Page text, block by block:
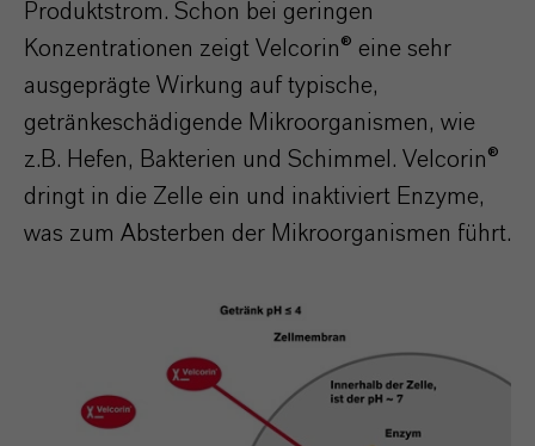
Produktstrom. Schon bei geringen
Konzentrationen zeigt Velcorin® eine sehr
ausgeprägte Wirkung auf typische,
getränkeschädigende Mikroorganismen, wie
z.B. Hefen, Bakterien und Schimmel. Velcorin®
dringt in die Zelle ein und inaktiviert Enzyme,
was zum Absterben der Mikroorganismen führt.